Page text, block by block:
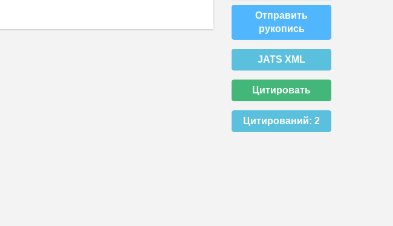
Отправить
рукопись
JATS XML
Цитировать
Цитирований: 2